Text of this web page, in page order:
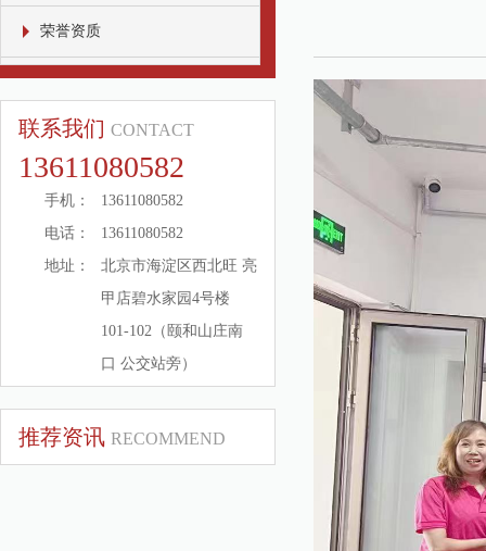
荣誉资质
联系我们 CONTACT
13611080582
手机：
13611080582
电话：
13611080582
地址：
北京市海淀区西北旺 亮
甲店碧水家园4号楼
101-102（颐和山庄南
口 公交站旁）
推荐资讯 RECOMMEND